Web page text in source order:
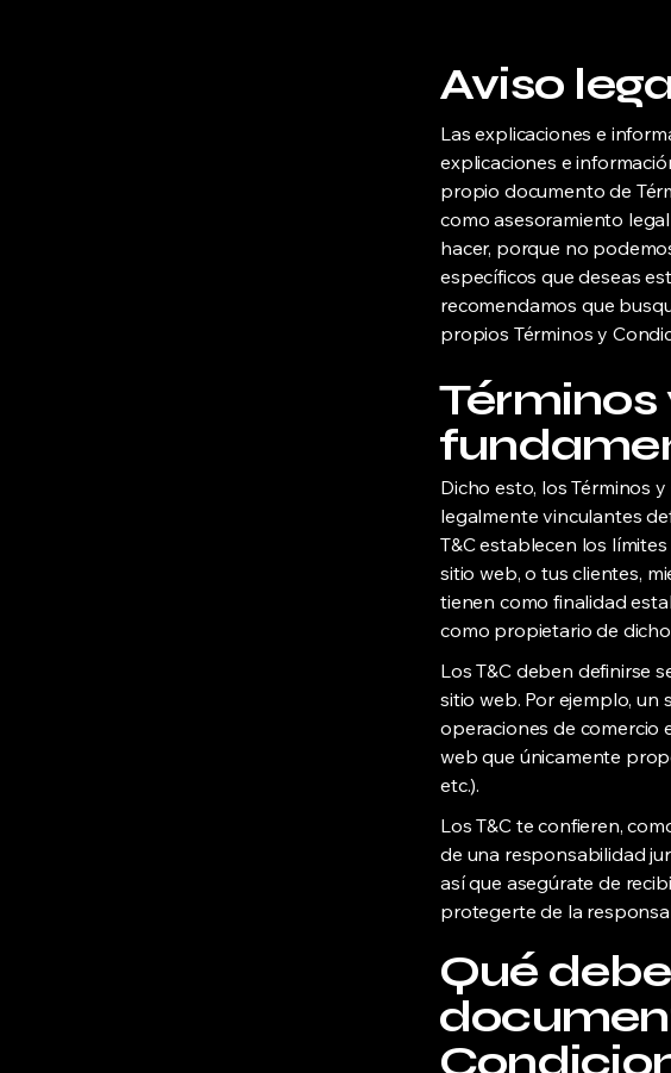
Aviso
Las explicaciones e
explicaciones e
propio documento de
como asesoramiento
hacer, porque no
específicos que deseas
recomendamos que
propios Términos y
Términos
Dicho esto, los Términos
legalmente vinculantes
T&C establecen los
sitio web, o tus clientes,
tienen como finalidad
como propietario de
Los T&C deben definirse
sitio web. Por ejemplo,
operaciones de comercio
web que únicamente
etc.).
Los T&C te confieren,
de una responsabilidad
así que asegúrate de
protegerte de la
Qué